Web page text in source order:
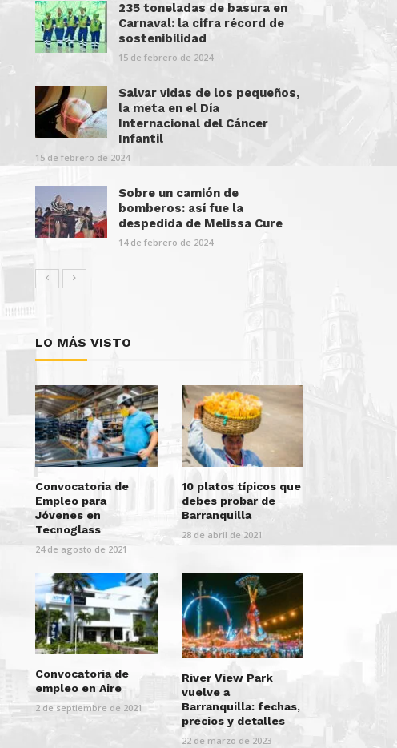
235 toneladas de basura en
Carnaval: la cifra récord de
sostenibilidad
15 de febrero de 2024
Salvar vidas de los pequeños,
la meta en el Día
Internacional del Cáncer
Infantil
15 de febrero de 2024
Sobre un camión de
bomberos: así fue la
despedida de Melissa Cure
14 de febrero de 2024
LO MÁS VISTO
Convocatoria de
Empleo para
Jóvenes en
Tecnoglass
24 de agosto de 2021
10 platos típicos que
debes probar de
Barranquilla
28 de abril de 2021
Convocatoria de
empleo en Aire
2 de septiembre de 2021
River View Park
vuelve a
Barranquilla: fechas,
precios y detalles
22 de marzo de 2023